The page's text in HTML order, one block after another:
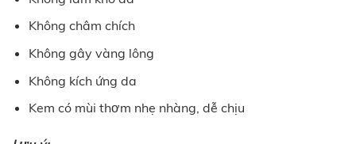
Không châm chích
Không gây vàng lông
Không kích ứng da
Kem có mùi thơm nhẹ nhàng, dễ chịu